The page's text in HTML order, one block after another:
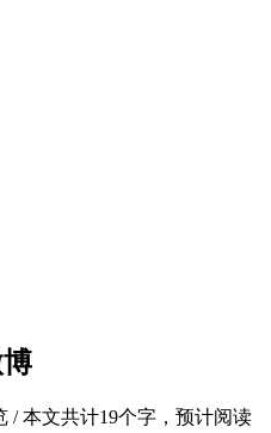
/本文共计19个字，预计阅读